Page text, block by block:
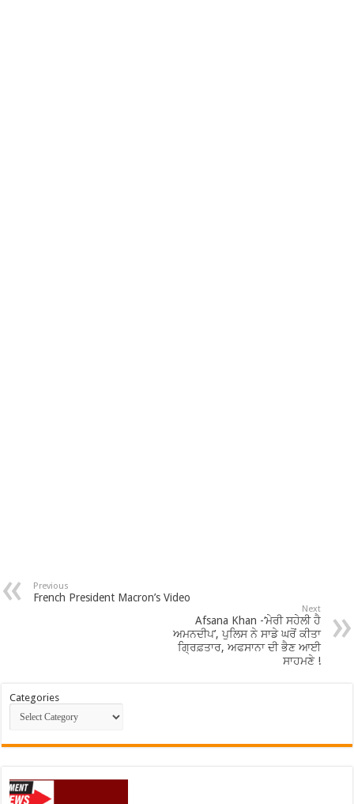
Previous
French President Macron’s Video
Next
Afsana Khan -‘ਮੇਰੀ ਸਹੇਲੀ ਹੈ
ਅਮਨਦੀਪ’, ਪੁਲਿਸ ਨੇ ਸਾਡੇ ਘਰੋਂ ਕੀਤਾ
ਗ੍ਰਿਫ਼ਤਾਰ, ਅਫਸਾਨਾ ਦੀ ਭੈਣ ਆਈ
ਸਾਹਮਣੇ !
Categories